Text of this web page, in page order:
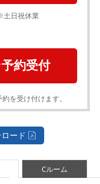
日祝休業
約受付
を受け付けます。
ード
Cルーム